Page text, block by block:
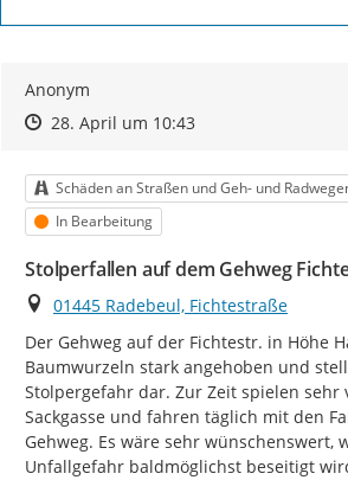
Anonym
Zeitpunkt des Erstellens
Zeitpunkt des Erstellens
28. April um 10:43Zur Äußerung
Kategorie
Schäden an Straßen und Geh- und
Status
In Bearbeitung
Stolperfallen auf dem Gehweg
Ort
01445 Radebeul, Fichtestraße
Der Gehweg auf der Fichtestr. in Höhe
Baumwurzeln stark angehoben und
Stolpergefahr dar. Zur Zeit spielen sehr
Sackgasse und fahren täglich mit den
Gehweg. Es wäre sehr wünschenswert,
Unfallgefahr baldmöglichst beseitigt